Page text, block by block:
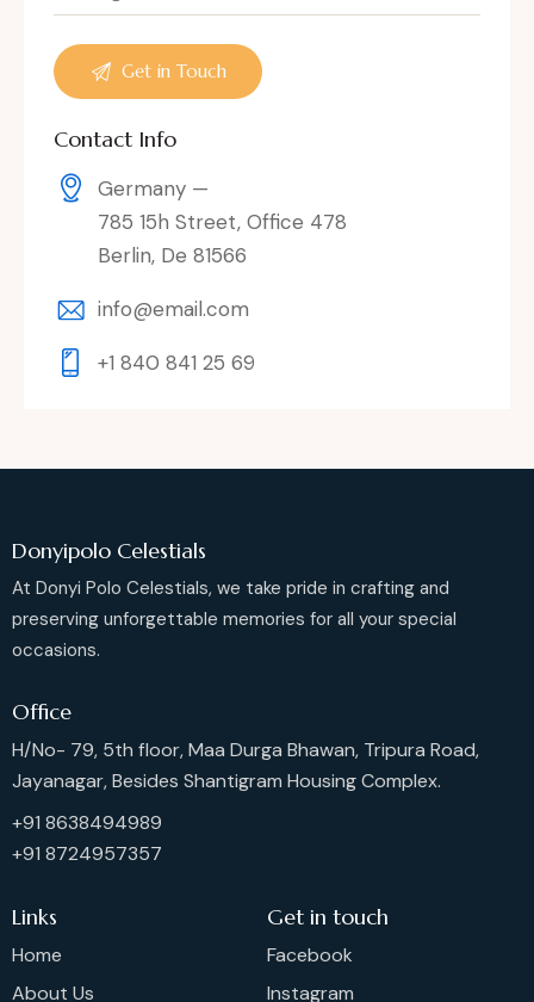
Contact Info
Germany —
785 15h Street, Office 478
Berlin, De 81566
info@email.com
+1 840 841 25 69
Donyipolo Celestials
At Donyi Polo Celestials, we take pride in crafting and
preserving unforgettable memories for all your special
occasions.
Office
H/No- 79, 5th floor, Maa Durga Bhawan, Tripura Road,
Jayanagar, Besides Shantigram Housing Complex.
+91 8638494989
+91 8724957357
Links
Home
About Us
Get in touch
Facebook
Instagram